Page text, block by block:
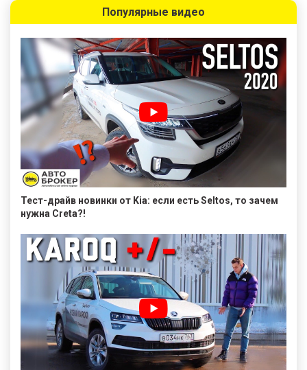
Популярные видео
Тест-драйв новинки от Kia: если есть Seltos, то зачем
нужна Creta?!